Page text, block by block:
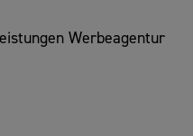
Werbeagentur